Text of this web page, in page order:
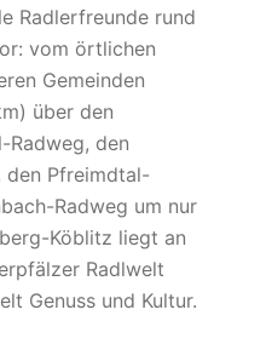
Radlerfreunde rund
vom örtlichen
Gemeinden
über den
Radweg, den
den Pfreimdtal-
Radweg um nur
Köblitz liegt an
Radlwelt
Genuss und Kultur.